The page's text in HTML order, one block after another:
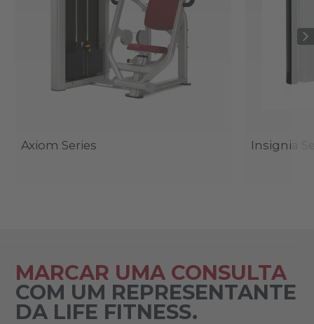
Axiom Series Insignia
MARCAR UMA CONSULTA
COM UM REPRESENTANTE
DA LIFE FITNESS.